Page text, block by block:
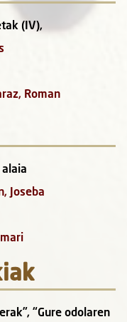
(IV),
Roman
Joseba
“Gure odolaren